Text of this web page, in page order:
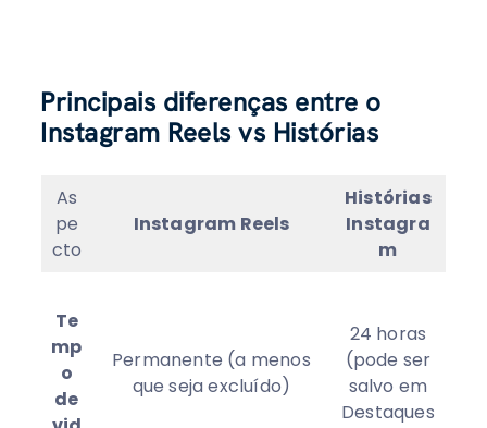
Principais diferenças entre o
Instagram Reels vs Histórias
As
pe
cto
Instagram Reels
Histórias
Instagra
m
Te
mp
o
de
Permanente (a menos
que seja excluído)
24 horas
(pode ser
salvo em
Destaques